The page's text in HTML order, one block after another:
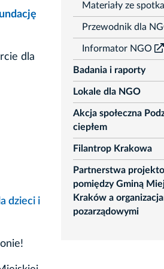
dla
dzieci i
Materiały ze
Przewodnik dla
Informator NGO
Badania i raporty
rozwiń
Lokale dla NGO
rozwiń
Akcja społeczna
ciepłem
rozwiń
Filantrop Krakowa
rozwiń
Partnerstwa
pomiędzy Gminą
Kraków a
pozarządowymi
rozwiń